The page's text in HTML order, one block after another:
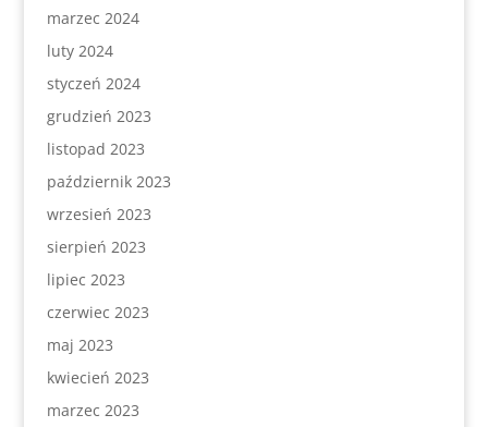
marzec 2024
luty 2024
styczeń 2024
grudzień 2023
listopad 2023
październik 2023
wrzesień 2023
sierpień 2023
lipiec 2023
czerwiec 2023
maj 2023
kwiecień 2023
marzec 2023